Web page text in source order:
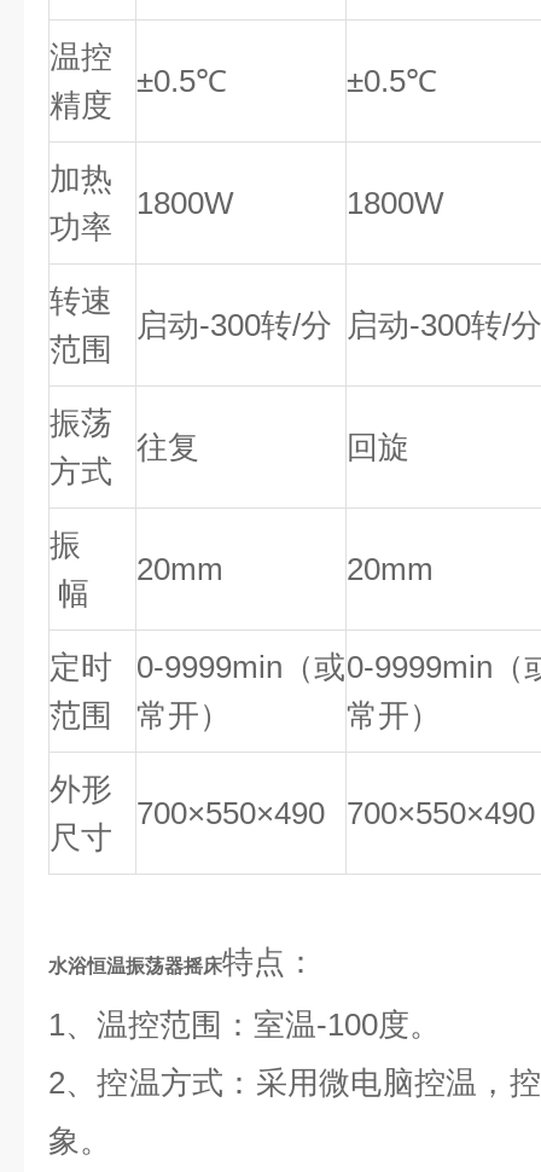
温控
精度
±0.5℃ ±0.5℃
加热
功率
1800W 1800W
转速
范围
启动-300转/分 启动-300转/分
振荡
方式
往复 回旋
振
幅
20mm 20mm
定时
范围
0-9999min（或
常开）
0-9999min（
常开）
外形
尺寸
700×550×490 700×550×490
水浴恒温振荡器摇床特点：
1、温控范围：室温-100度。
2、控温方式：采用微电脑控温，
象。